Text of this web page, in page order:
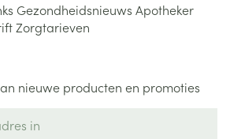
Gezondheidsnieuws Apotheker
Zorgtarieven
nieuwe producten en promoties